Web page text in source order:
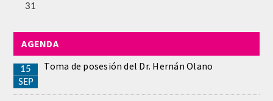
Alfabético
Número de Medalla
31
AGENDA
15
SEP
Toma de posesión del Dr. Hernán Olano